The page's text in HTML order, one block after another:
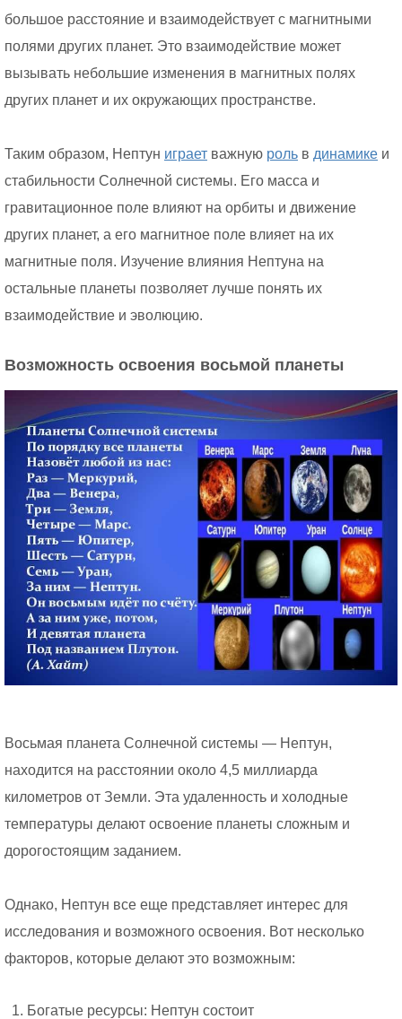
большое расстояние и взаимодействует с магнитными
полями других планет. Это взаимодействие может
вызывать небольшие изменения в магнитных полях
других планет и их окружающих пространстве.
Таким образом, Нептун играет важную роль в динамике и
стабильности Солнечной системы. Его масса и
гравитационное поле влияют на орбиты и движение
других планет, а его магнитное поле влияет на их
магнитные поля. Изучение влияния Нептуна на
остальные планеты позволяет лучше понять их
взаимодействие и эволюцию.
Возможность освоения восьмой планеты
Восьмая планета Солнечной системы — Нептун,
находится на расстоянии около 4,5 миллиарда
километров от Земли. Эта удаленность и холодные
температуры делают освоение планеты сложным и
дорогостоящим заданием.
Однако, Нептун все еще представляет интерес для
исследования и возможного освоения. Вот несколько
факторов, которые делают это возможным:
Богатые ресурсы: Нептун состоит